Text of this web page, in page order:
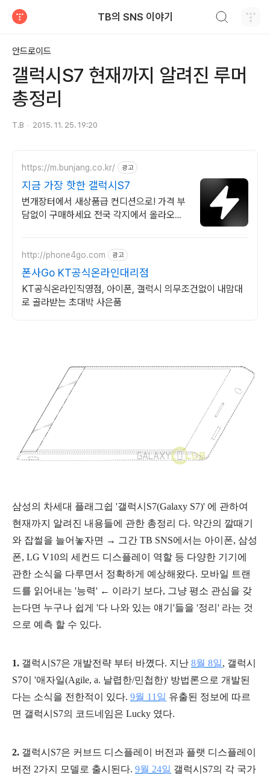
TB의 SNS 이야기
안드로이드
갤럭시S7 현재까지 알려진 루머
총정리
T.B 2015. 11. 25. 19:20
https://m.bunjang.co.kr/ 광고
지금 가장 핫한 갤럭시S7
번개장터에서 새상품급 컨디션으로! 가격 부
담없이 구매하세요 전국 각지에서 올라오는
http://phone4go.com 광고
폰사Go KT공식온라인대리점
KT공식온라인직영점, 아이폰, 갤럭시 의무조건없이 내맘대
로 골라받는 초대박 사은품
삼성의 차세대 플래그쉽 '갤럭시S7(Galaxy S7)' 에 관하여
현재까지 알려진 내용들에 관한 총정리 다. 약간의 깔때기
와 잡썰을 늘어놓자면 → 그간 TB SNS에서는 아이폰, 삼성
폰, LG V10의 세컨드 디스플레이 역할 등 다양한 기기에
관한 소식을 다루면서 정확하게 예상해왔다. 모바일 트랜
드를 읽어내는 '능력' ← 이라기 보다, 그냥 평소 관심을 갖
는다면 누구나 쉽게 '다 나와 있는 얘기'들을 '정리' 라는 것
으로 예측 할 수 있다.
1. 갤럭시S7은 개발전략 부터 바꼈다. 지난 8월 8일, 갤럭시
S7이 '애자일(Agile, a. 날렵한/민첩한)' 방법론으로 개발된
다는 소식을 전한적이 있다. 9월 11일 유출된 정보에 따르
면 갤럭시S7의 코드네임은 Lucky 였다.
2. 갤럭시S7은 커브드 디스플레이 버전과 플랫 디스플레이
버전 2가지 모델로 출시된다. 9월 24일 갤럭시S7의 각 국가